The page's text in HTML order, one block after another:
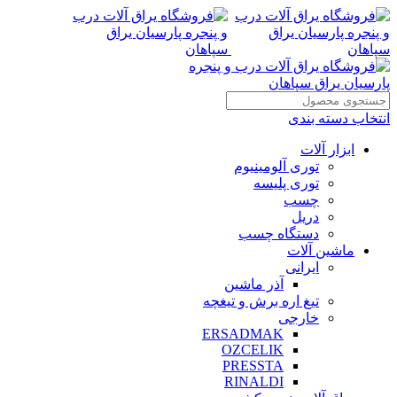
انتخاب دسته بندی
ابزار آلات
توری آلومینیوم
توری پلیسه
چسب
دریل
دستگاه چسب
ماشین آلات
ایرانی
آذر ماشین
تیغ اره برش و تیغچه
خارجی
ERSADMAK
OZCELIK
PRESSTA
RINALDI